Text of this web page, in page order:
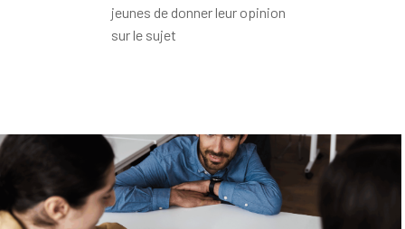
jeunes de donner leur opinion
sur le sujet